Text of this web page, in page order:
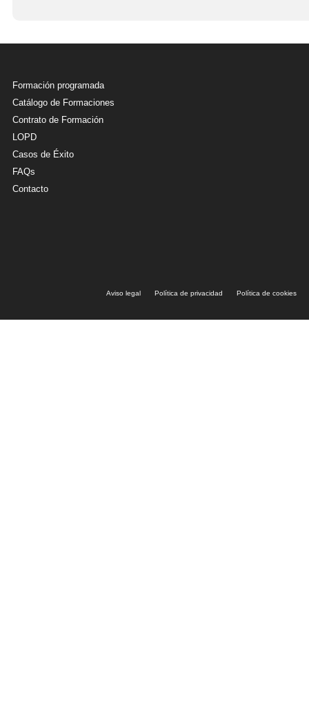
Formación programada
Catálogo de Formaciones
Contrato de Formación
LOPD
Casos de Éxito
FAQs
Contacto
Aviso legal Política de privacidad Política de cookies